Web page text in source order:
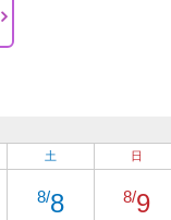
土
8/8
日
8/9